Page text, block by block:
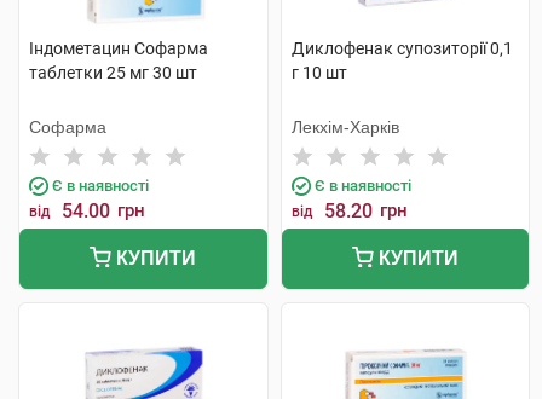
Індометацин Софарма
таблетки 25 мг 30 шт
Софарма
Є в наявності
від 54.00 грн
КУПИТИ
Диклофенак супозиторії 0,1
г 10 шт
Лекхім-Харків
Є в наявності
від 58.20 грн
КУПИТИ